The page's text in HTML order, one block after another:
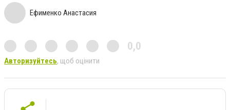
Ефименко Анастасия
0,0
Авторизуйтесь, щоб оцінити